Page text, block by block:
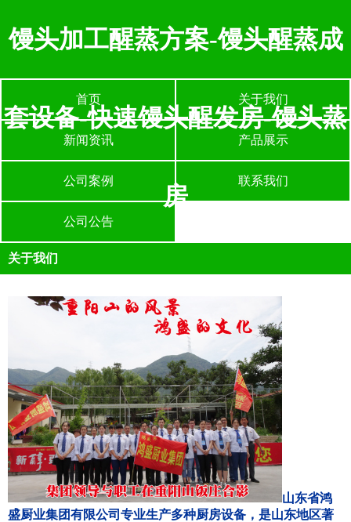
馒头加工醒蒸方案-馒头醒蒸成
套设备-快速馒头醒发房-馒头蒸
房
首页 关于我们
新闻资讯 产品展示
公司案例 联系我们
公司公告
关于我们
山东省鸿
盛厨业集团有限公司专业生产多种厨房设备，是山东地区著